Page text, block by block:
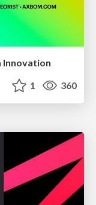
Innovation
1 360